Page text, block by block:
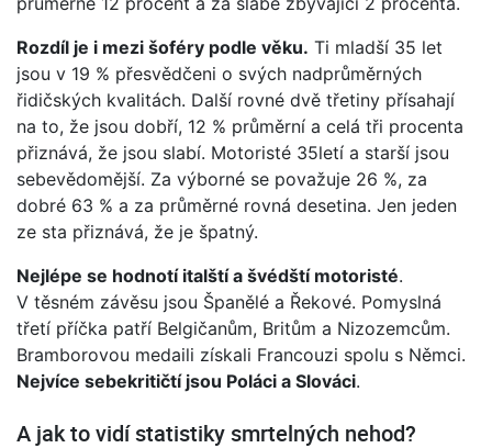
Rozdíl je i mezi šoféry podle věku. Ti mladší 35 let
jsou v 19 % přesvědčeni o svých nadprůměrných
řidičských kvalitách. Další rovné dvě třetiny přísahají
na to, že jsou dobří, 12 % průměrní a celá tři procenta
přiznává, že jsou slabí. Motoristé 35letí a starší jsou
sebevědomější. Za výborné se považuje 26 %, za
dobré 63 % a za průměrné rovná desetina. Jen jeden
ze sta přiznává, že je špatný.
Nejlépe se hodnotí italští a švédští motoristé.
V těsném závěsu jsou Španělé a Řekové. Pomyslná
třetí příčka patří Belgičanům, Britům a Nizozemcům.
Bramborovou medaili získali Francouzi spolu s Němci.
Nejvíce sebekritičtí jsou Poláci a Slováci.
A jak to vidí statistiky smrtelných nehod?